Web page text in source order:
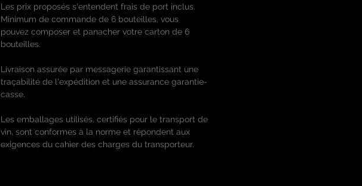
Les prix proposés s'entendent frais de port inclus.
Minimum de commande de 6 bouteilles, vous
pouvez composer et panacher votre carton de 6
bouteilles.
Livraison assurée par messagerie garantissant une
traçabilité de l'expédition et une assurance garantie-
casse.
Les emballages utilisés, certifiés pour le transport de
vin, sont conformes à la norme et répondent aux
exigences du cahier des charges du transporteur.